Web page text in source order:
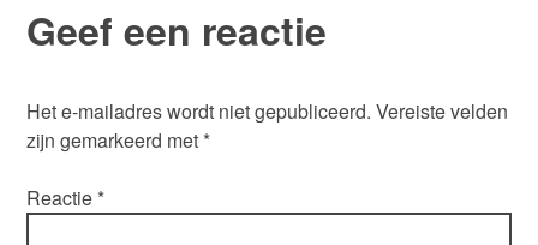
Geef een reactie
Het e-mailadres wordt niet gepubliceerd. Vereiste velden
zijn gemarkeerd met *
Reactie *